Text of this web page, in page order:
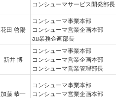
コンシューマサービス開発部
花田 啓陽
コンシューマ事業本部
コンシューマ営業企画本部
au業務企画部長
新井 博
コンシューマ事業本部
コンシューマ営業企画本部
コンシューマ営業管理部長
加藤 恭一
コンシューマ事業本部
コンシューマ営業企画本部